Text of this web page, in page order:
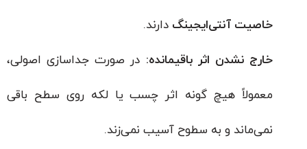
خاصیت آنتی‌ایجینگدارند.
خارج نشدن اثر باقیمانده:در صورت جداسازی اصولی،
معمولاً هیچ گونه اثر چسب یا لکه روی سطح باقی
نمی‌ماند و به سطوح آسیب نمی‌زند.